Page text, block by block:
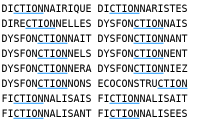
DICTIONNAIRIQUE DICTIONNARISTES
DIRECTIONNELLES DYSFONCTIONNAIS
DYSFONCTIONNAIT DYSFONCTIONNANT
DYSFONCTIONNELS DYSFONCTIONNENT
DYSFONCTIONNERA DYSFONCTIONNIEZ
DYSFONCTIONNONS ECOCONSTRUCTION
FICTIONNALISAIS FICTIONNALISAIT
FICTIONNALISANT FICTIONNALISEES